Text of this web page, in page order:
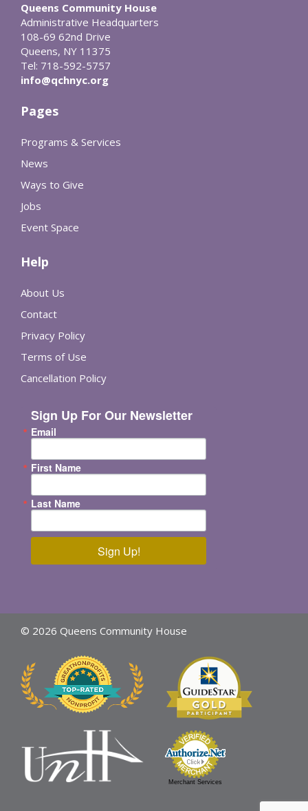
Queens Community House
Administrative Headquarters
108-69 62nd Drive
Queens, NY 11375
Tel: 718-592-5757
info@qchnyc.org
Pages
Programs & Services
News
Ways to Give
Jobs
Event Space
Help
About Us
Contact
Privacy Policy
Terms of Use
Cancellation Policy
Sign Up For Our Newsletter
Email
First Name
Last Name
Sign Up!
© 2026 Queens Community House
Merchant Services